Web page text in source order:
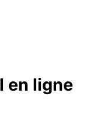
en ligne